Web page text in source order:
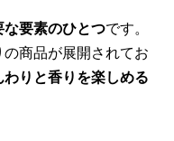
な要素のひとつです。
商品が展開されてお
りと香りを楽しめる